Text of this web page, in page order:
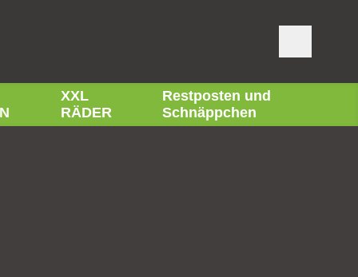
XXL
RÄDER
Restposten und
Schnäppchen